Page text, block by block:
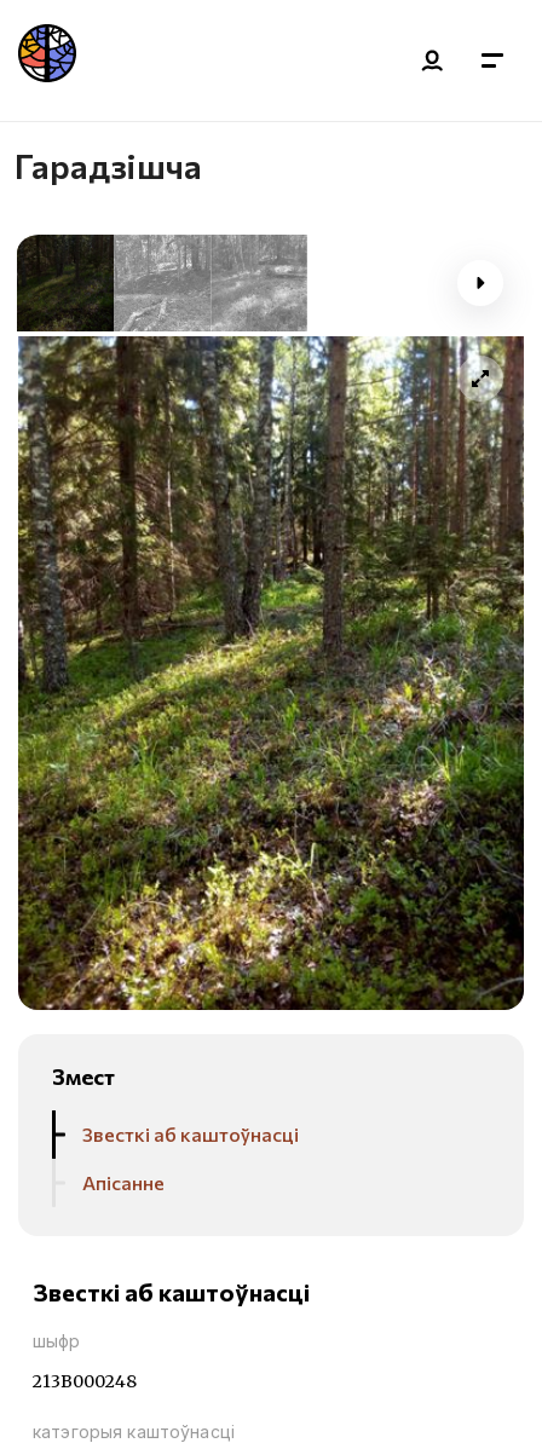
Гарадзішча
Змест
Звесткі аб каштоўнасці
Апісанне
Звесткі аб каштоўнасці
шыфр
213В000248
катэгорыя каштоўнасці